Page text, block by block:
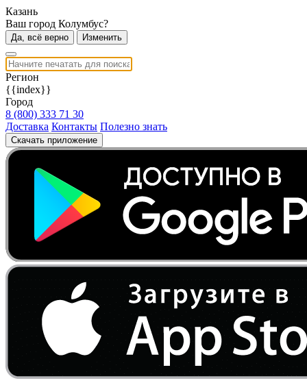
Казань
Ваш город Колумбус?
Да, всё верно Изменить
Регион
{{index}}
Город
8 (800) 333 71 30
Доставка Контакты Полезно знать
Скачать приложение